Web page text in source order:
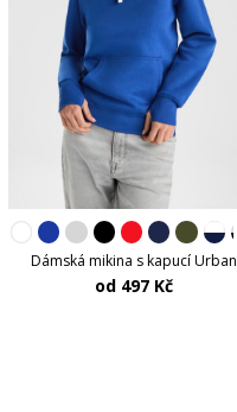
Dámská mikina s kapucí Urban
od 497 Kč